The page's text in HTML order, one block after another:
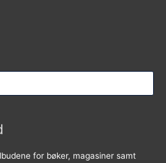
for bøker, magasiner samt